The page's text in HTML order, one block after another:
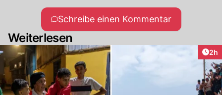
Schreibe einen Kommentar
Weiterlesen
2h